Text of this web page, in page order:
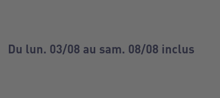
Du lun. 03/08 au sam. 08/08 inclus